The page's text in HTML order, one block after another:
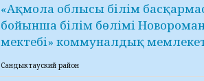
«Ақмола облысы білім
бойынша білім бөлімі
мектебі» коммуналдық
Сандыктауский район